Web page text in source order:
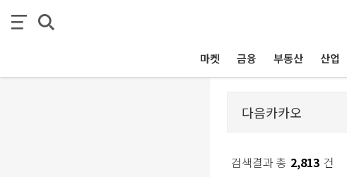
마켓 금융 부동산 산업
검색결과 총 2,813 건